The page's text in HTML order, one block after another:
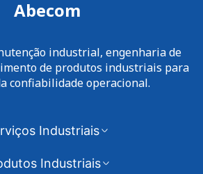
Abecom
industrial, engenharia de
de produtos industriais para
confiabilidade operacional.
Industriais
Industriais